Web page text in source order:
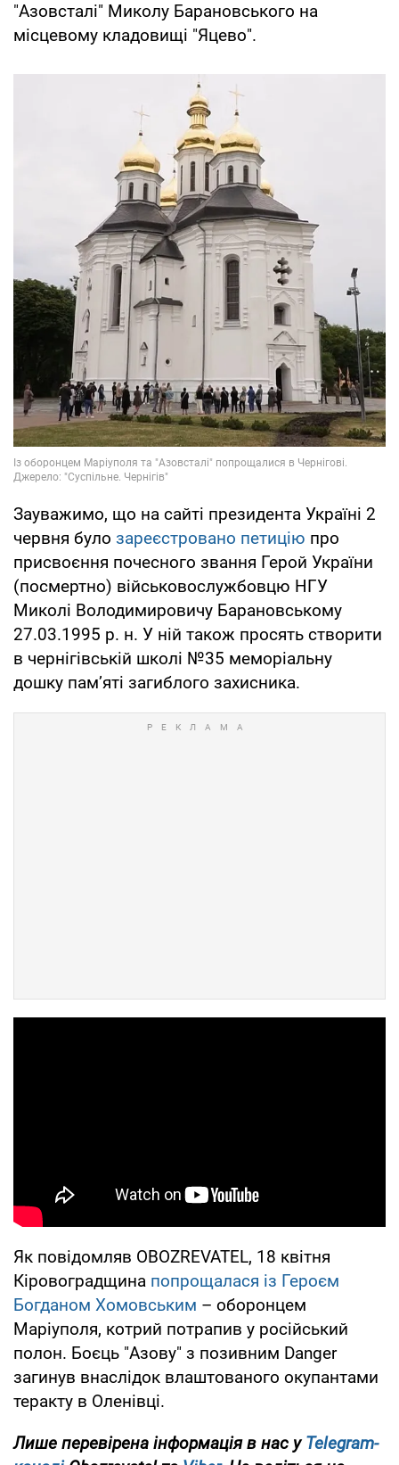
"Азовсталі" Миколу Барановського на
місцевому кладовищі "Яцево".
Зауважимо, що на сайті президента Україні 2
червня було зареєстровано петицію про
присвоєння почесного звання Герой України
(посмертно) військовослужбовцю НГУ
Миколі Володимировичу Барановському
27.03.1995 р. н. У ній також просять створити
в чернігівській школі №35 меморіальну
дошку пам’яті загиблого захисника.
Як повідомляв OBOZREVATEL, 18 квітня
Кіровоградщина попрощалася із Героєм
Богданом Хомовським – оборонцем
Маріуполя, котрий потрапив у російський
полон. Боєць "Азову" з позивним Danger
загинув внаслідок влаштованого окупантами
теракту в Оленівці.
Лише перевірена інформація в нас уTelegram-